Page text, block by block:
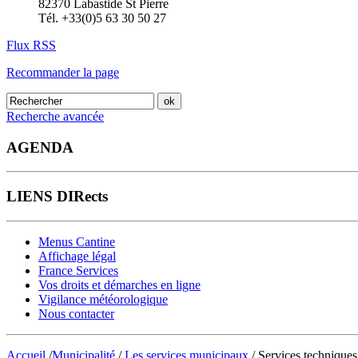
82370 Labastide St Pierre
Tél. +33(0)5 63 30 50 27
Flux RSS
Recommander la page
Recherche avancée
AGENDA
LIENS DIRects
Menus Cantine
Affichage légal
France Services
Vos droits et démarches en ligne
Vigilance météorologique
Nous contacter
Accueil /Municipalité /Les services municipaux / Services techniques